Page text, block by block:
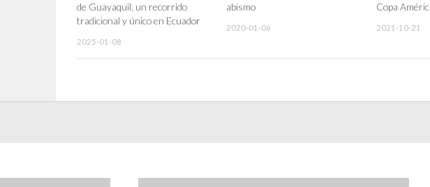
de Guayaquil, un recorrido
tradicional y único en Ecuador
2025-01-08
abismo
2020-01-06
Copa
2021-10-21